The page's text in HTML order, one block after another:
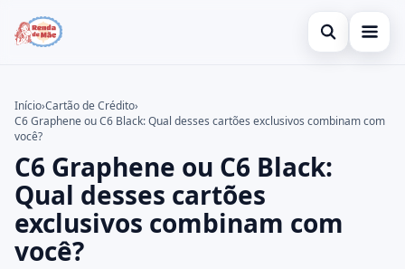
Abrir busca
Cartão de Crédito
Empréstimo
Legal
Buscar no site
Buscar por:
Pressione Enter para buscar ou ESC para fechar.
Início›Cartão de Crédito›
C6 Graphene ou C6 Black: Qual desses cartões exclusivos combinam com
você?
C6 Graphene ou C6 Black:
Qual desses cartões
exclusivos combinam com
você?